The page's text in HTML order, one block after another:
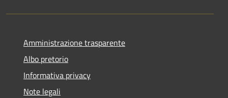
Amministrazione trasparente
Albo pretorio
Informativa privacy
Note legali